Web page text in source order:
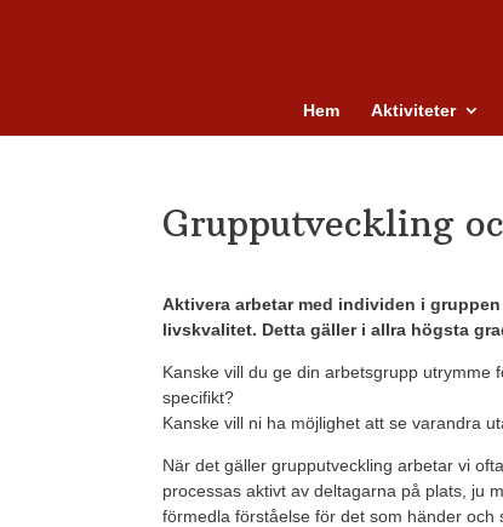
Hem Aktiviteter
Grupputveckling
Aktivera arbetar med individen i
livskvalitet. Detta gäller i allra högsta
Kanske vill du ge din arbetsgrupp utrymme
specifikt?
Kanske vill ni ha möjlighet att se varandra
När det gäller grupputveckling arbetar vi
processas aktivt av deltagarna på plats, ju
förmedla förståelse för det som händer och